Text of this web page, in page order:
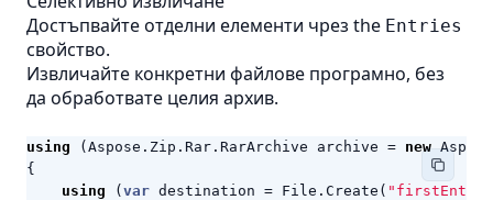
Достъпвайте отделни елементи чрез the Entries
свойство.
Извличайте конкретни файлове програмно, без
да обработвате целия архив.
using ( Aspose . Zip . Rar . RarArchive archive = new Aspose
{
using
( var destination = File . Create (